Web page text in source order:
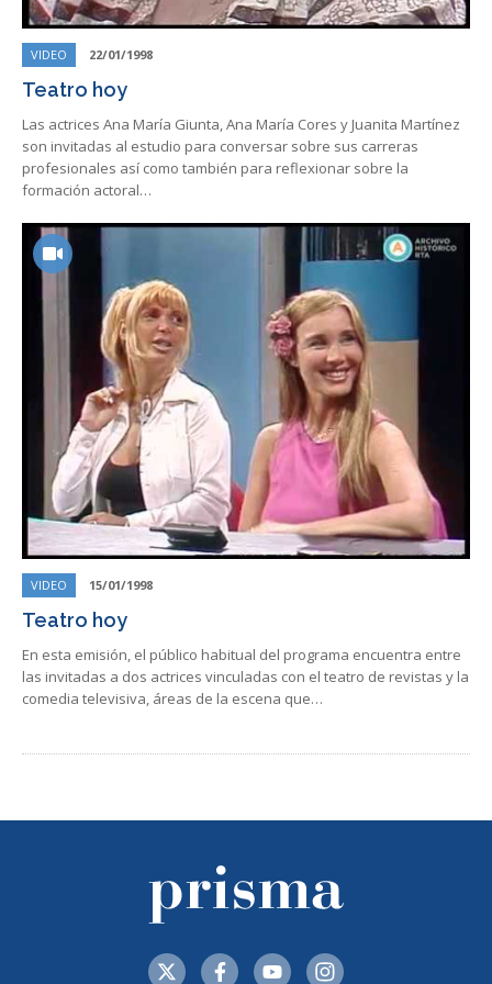
VIDEO 22/01/1998
Teatro hoy
Las actrices Ana María Giunta, Ana María Cores y Juanita Martínez
son invitadas al estudio para conversar sobre sus carreras
profesionales así como también para reflexionar sobre la
formación actoral…
VIDEO 15/01/1998
Teatro hoy
En esta emisión, el público habitual del programa encuentra entre
las invitadas a dos actrices vinculadas con el teatro de revistas y la
comedia televisiva, áreas de la escena que…